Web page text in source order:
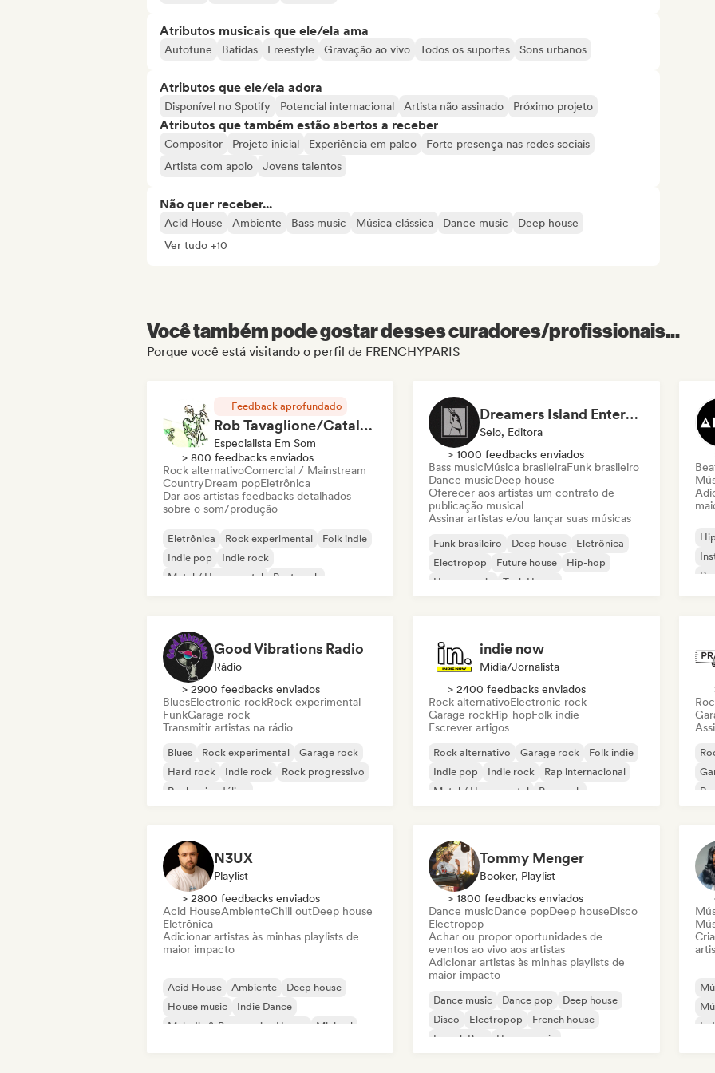
Atributos musicais que ele/ela ama
Autotune Batidas Freestyle Gravação ao vivo Todos os suportes Sons urbanos
Atributos que ele/ela adora
Disponível no Spotify Potencial internacional Artista não assinado Próximo projeto
Atributos que também estão abertos a receber
Compositor Projeto inicial Experiência em palco
Forte presença nas redes sociais
Artista com apoio
Jovens talentos
Não quer receber...
Acid House Ambiente Bass music Música clássica Dance music
Deep house
Ver tudo +10
Você também pode gostar desses curadores/profissionais...
Porque você está visitando o perfil de FRENCHYPARIS
Feedback aprofundado
Rob Tavaglione/Catalyst Recording
Especialista Em Som
> 800 feedbacks enviados
Rock alternativoComercial / Mainstream
CountryDream popEletrônica
Dar aos artistas feedbacks detalhados
sobre o som/produção
Eletrônica Rock experimental
Folk indie
Indie pop
Indie rock
Metal / Heavy metal
Post punk
Dreamers Island Entertainment
Selo, Editora
> 1000 feedbacks enviados
Bass musicMúsica brasileiraFunk brasileiro
Dance musicDeep house
Oferecer aos artistas um contrato de
publicação musical
Assinar artistas e/ou lançar suas músicas
Funk brasileiro Deep house
Eletrônica
Electropop
Future house
Hip-hop
House music
Tech House
Good Vibrations Radio
Rádio
> 2900 feedbacks enviados
BluesElectronic rockRock experimental
FunkGarage rock
Transmitir artistas na rádio
Blues Rock experimental
Garage rock
Hard rock
Indie rock
Rock progressivo
Rock psicodélico
indie now
Mídia/Jornalista
> 2400 feedbacks enviados
Rock alternativoElectronic rock
Garage rockHip-hopFolk indie
Escrever artigos
Rock alternativo Garage rock
Folk indie
Indie pop
Indie rock
Rap internacional
Metal / Heavy metal
Pop rock
N3UX
Playlist
> 2800 feedbacks enviados
Acid HouseAmbienteChill outDeep house
Eletrônica
Adicionar artistas às minhas playlists de
maior impacto
Acid House Ambiente
Deep house
House music
Indie Dance
Melodic & Progressive House
Minimal
Tommy Menger
Booker, Playlist
> 1800 feedbacks enviados
Dance musicDance popDeep houseDisco
Electropop
Achar ou propor oportunidades de
eventos ao vivo aos artistas
Adicionar artistas às minhas playlists de
maior impacto
Dance music Dance pop
Deep house
Disco
Electropop
French house
French Pop
House music